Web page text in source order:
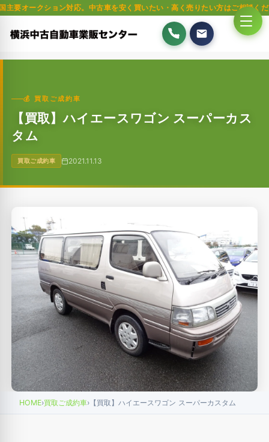
ン対応。中古車を安く買いたい・高く売りたい方はご相談ください。軽自
💰 買取ご成約車
【買取】ハイエースワゴン スーパーカス
タム
買取ご成約車 2021.11.13
HOME›買取ご成約車› 【買取】ハイエースワゴン スーパーカスタム